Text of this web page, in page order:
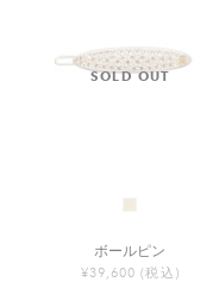
ボールピン
¥39,600 (税込)